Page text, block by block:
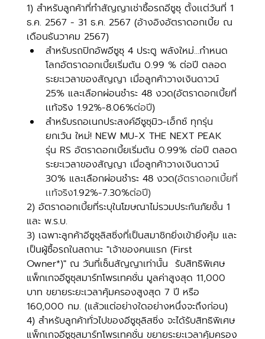
1) สำหรับลูกค้าที่ทำสัญญาเช่าซื้อรถอีซูซุ ตั้งเเต่วันที่ 1
ธ.ค. 2567 - 31 ธ.ค. 2567 (อ้างอิงอัตราดอกเบี้ย ณ
เดือนธันวาคม 2567)
สำหรับรถปิกอัพอีซูซุ 4 ประตู พลังใหม่…กำหนด
โลกอัตราดอกเบี้ยเริ่มต้น 0.99 % ต่อปี ตลอด
ระยะเวลาของสัญญา เมื่อลูกค้าวางเงินดาวน์
25% และเลือกผ่อนชำระ 48 งวด(อัตราดอกเบี้ยที่
เเท้จริง 1.92%-8.06%ต่อปี)
สำหรับรถอเนกประสงค์อีซูซุมิว-เอ็กซ์ ทุกรุ่น
ยกเว้น ใหม่! NEW MU-X THE NEXT PEAK
รุ่น RS อัตราดอกเบี้ยเริ่มต้น 0.99% ต่อปี ตลอด
ระยะเวลาของสัญญา เมื่อลูกค้าวางเงินดาวน์
30% และเลือกผ่อนชำระ 48 งวด(อัตราดอกเบี้ยที่
เเท้จริง1.92%-7.30%ต่อปี)
2) อัตราดอกเบี้ยที่ระบุในโฆษณาไม่รวมประกันภัยชั้น 1
และ พ.ร.บ.
3) เฉพาะลูกค้าอีซูซุลิสซิ่งที่เป็นสมาชิกยิ่งเข้ายิ่งคุ้ม และ
เป็นผู้ซื้อรถในสถานะ "เจ้าของคนแรก (First
Owner*)" ณ วันที่เซ็นสัญญาเท่านั้น  รับสิทธิพิเศษ
แพ็กเกจอีซูซุสมาร์ทโพรเทคชั่น มูลค่าสูงสุด 11,000
บาท ขยายระยะเวลาคุ้มครองสูงสุด 7 ปี หรือ
160,000 กม. (แล้วแต่อย่างใดอย่างหนึ่งจะถึงก่อน)
4) สำหรับลูกค้าทั่วไปของอีซูซุลิสซิ่ง จะได้รับสิทธิพิเศษ
แพ็กเกจอีซูซุสมาร์ทโพรเทคชั่น ขยายระยะเวลาคุ้มครอง